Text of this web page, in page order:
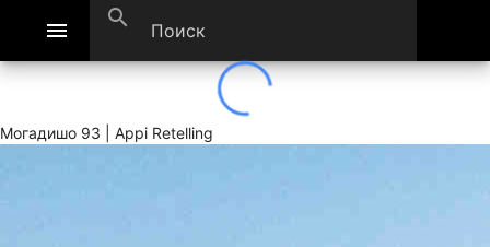
menu search
Могадишо 93 | Appi Retelling